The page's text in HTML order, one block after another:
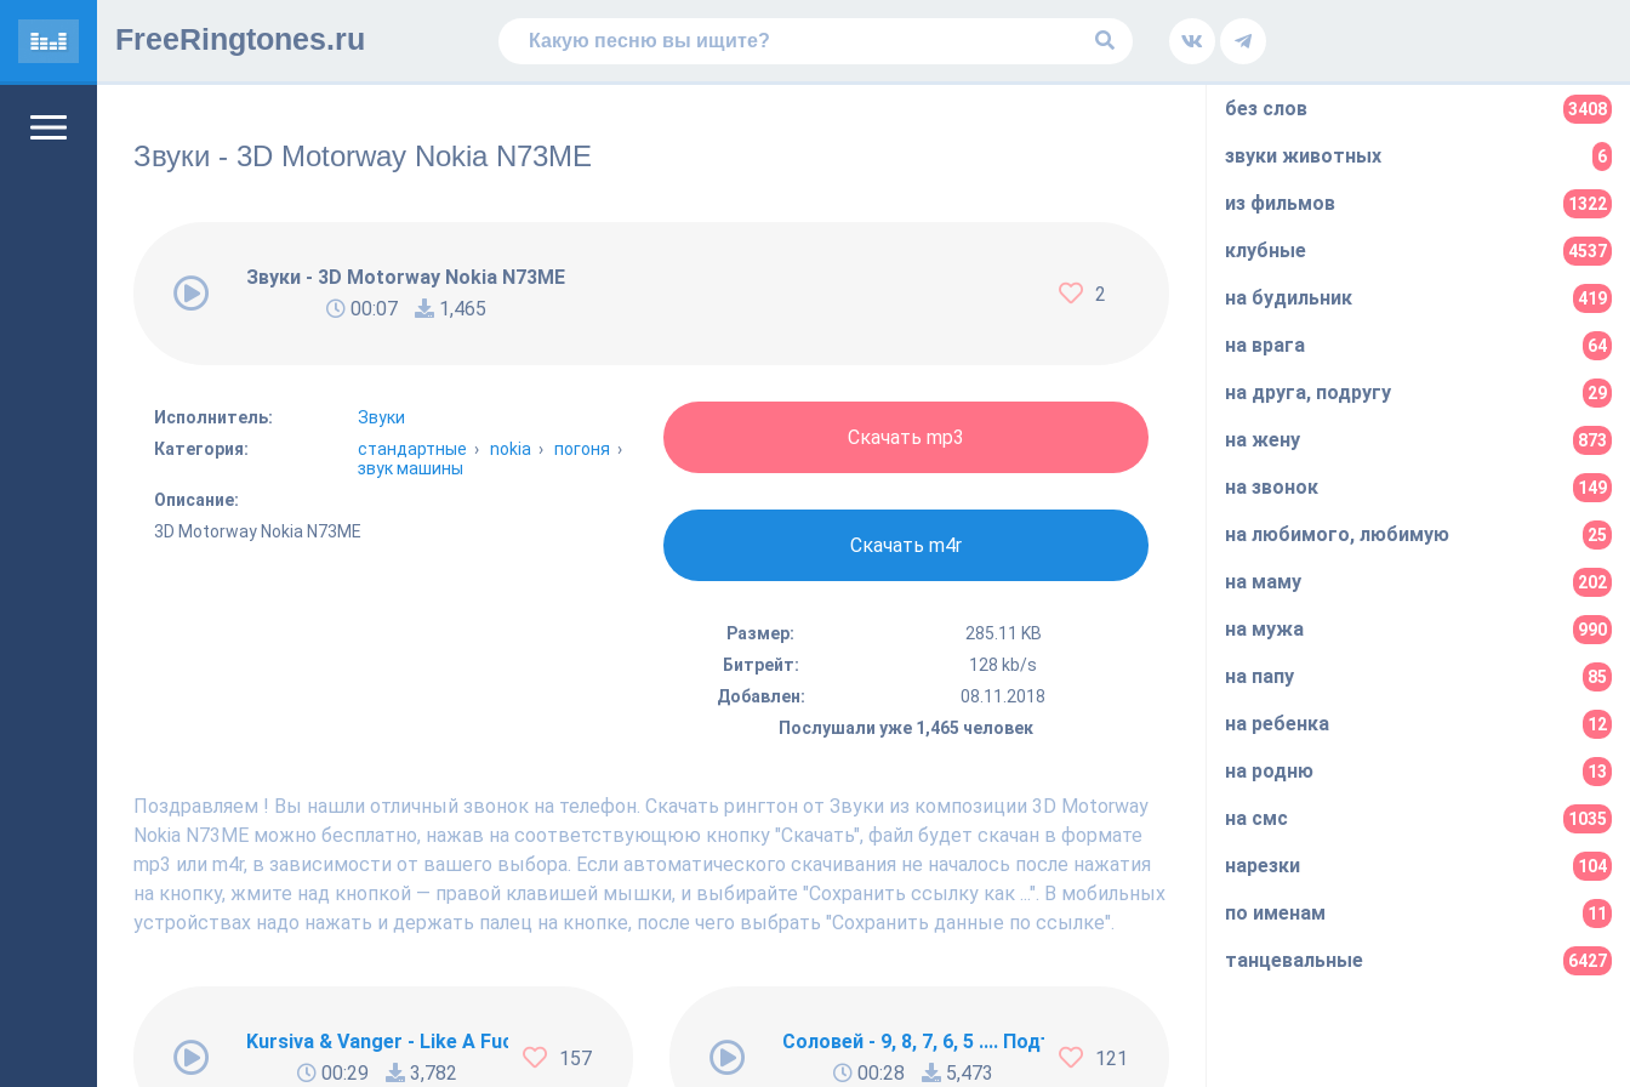
FreeRingtones.ru
Звуки - 3D Motorway Nokia N73ME
Звуки - 3D Motorway Nokia N73ME
00:07
1,465
2
Исполнитель:
Звуки
Категория:
стандартные › nokia › погоня ›
звук машины
Описание:
3D Motorway Nokia N73ME
Скачать mp3
Скачать m4r
Размер:
285.11 KB
Битрейт:
128 kb/s
Добавлен:
08.11.2018
Послушали уже 1,465 человек
Поздравляем ! Вы нашли отличный звонок на телефон. Скачать рингтон от Звуки из композиции 3D Motorway
Nokia N73ME можно бесплатно, нажав на соответствующюю кнопку "Скачать", файл будет скачан в формате
mp3 или m4r, в зависимости от вашего выбора. Если автоматического скачивания не началось после нажатия
на кнопку, жмите над кнопкой — правой клавишей мышки, и выбирайте "Сохранить ссылку как ...". В мобильных
устройствах надо нажать и держать палец на кнопке, после чего выбрать "Сохранить данные по ссылке".
Kursiva & Vanger - Like A Fucking Newbie
00:29
3,782
157
Соловей - 9, 8, 7, 6, 5 .... Подъём !!!
00:28
5,473
121
без слов 3408
звуки животных 6
из фильмов 1322
клубные 4537
на будильник 419
на врага 64
на друга, подругу 29
на жену 873
на звонок 149
на любимого, любимую 25
на маму 202
на мужа 990
на папу 85
на ребенка 12
на родню 13
на смс 1035
нарезки 104
по именам 11
танцевальные 6427